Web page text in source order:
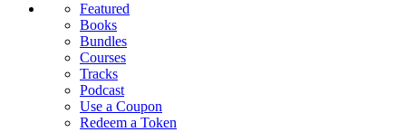
Featured
Books
Bundles
Courses
Tracks
Podcast
Use a Coupon
Redeem a Token